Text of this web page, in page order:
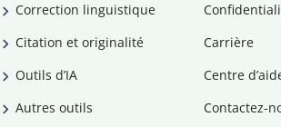
Correction linguistique
Citation et originalité
Outils d’IA
Autres outils
Carrière
Centre
Contactez-